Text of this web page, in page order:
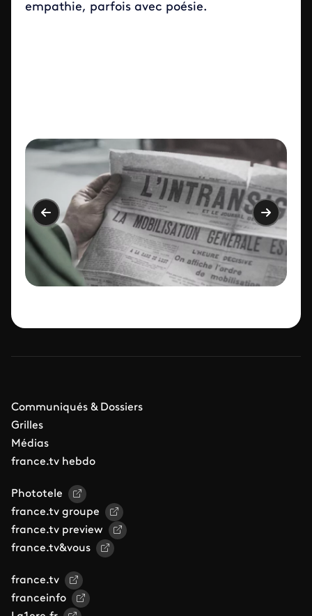
empathie, parfois avec poésie.
Communiqués & Dossiers
Grilles
Médias
france.tv hebdo
Phototele
france.tv groupe
france.tv preview
france.tv&vous
france.tv
franceinfo